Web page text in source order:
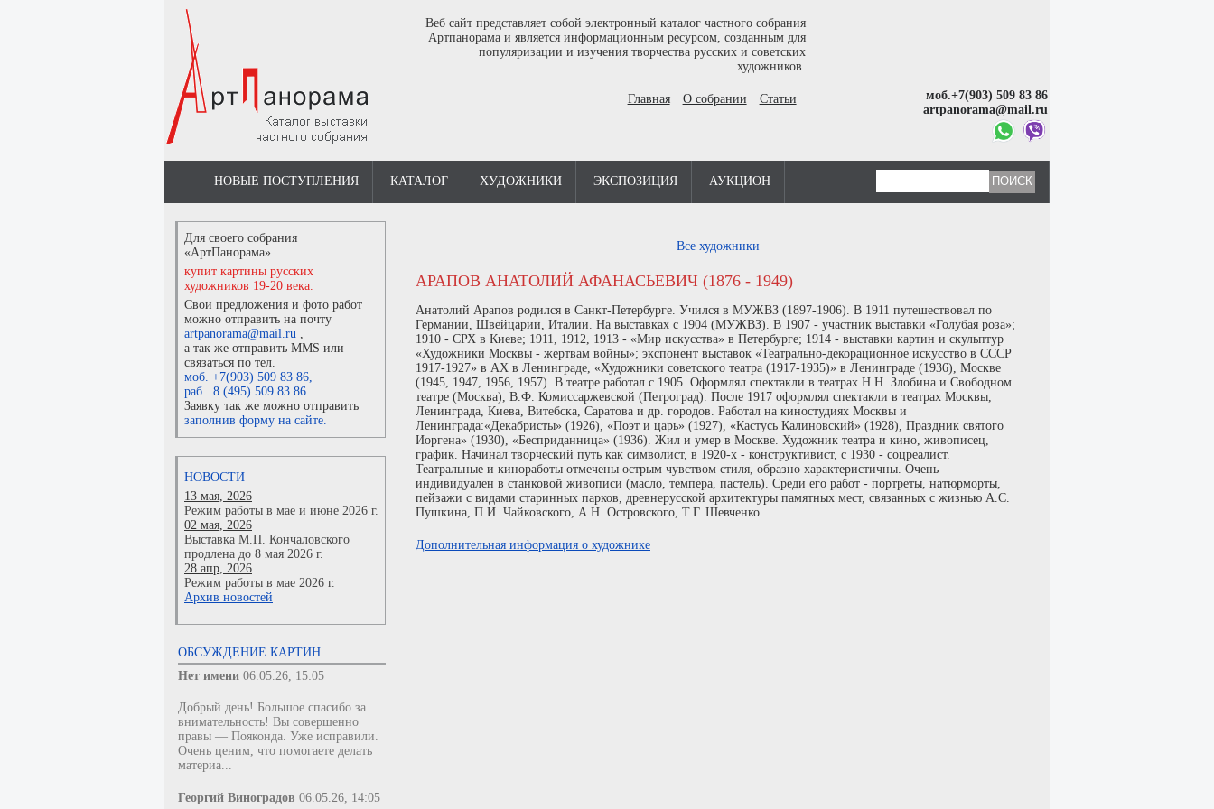
Веб сайт представляет собой электронный каталог частного собрания
Артпанорама и является информационным ресурсом, созданным для
популяризации и изучения творчества русских и советских
художников.
Главная О собрании Статьи
моб.+7(903) 509 83 86
artpanorama@mail.ru
НОВЫЕ ПОСТУПЛЕНИЯ КАТАЛОГ ХУДОЖНИКИ ЭКСПОЗИЦИЯ АУКЦИОН
Для своего собрания
«АртПанорама»
купит картины русских
художников 19-20 века.
Свои предложения и фото работ
можно отправить на почту
artpanorama@mail.ru ,
а так же отправить MMS или
связаться по тел.
моб. +7(903) 509 83 86,
раб. 8 (495) 509 83 86 .
Заявку так же можно отправить
заполнив форму на сайте.
НОВОСТИ
13 мая, 2026
Режим работы в мае и июне 2026 г.
02 мая, 2026
Выставка М.П. Кончаловского
продлена до 8 мая 2026 г.
28 апр, 2026
Режим работы в мае 2026 г.
Архив новостей
ОБСУЖДЕНИЕ КАРТИН
Нет имени 06.05.26, 15:05
Добрый день! Большое спасибо за
внимательность! Вы совершенно
правы — Пояконда. Уже исправили.
Очень ценим, что помогаете делать
материа...
Георгий Виноградов 06.05.26, 14:05
Все художники
АРАПОВ АНАТОЛИЙ АФАНАСЬЕВИЧ (1876 - 1949)
Анатолий Арапов родился в Санкт-Петербурге. Учился в МУЖВЗ (1897-1906). В 1911 путешествовал по
Германии, Швейцарии, Италии. На выставках с 1904 (МУЖВЗ). В 1907 - участник выставки «Голубая роза»;
1910 - СРХ в Киеве; 1911, 1912, 1913 - «Мир искусства» в Петербурге; 1914 - выставки картин и скульптур
«Художники Москвы - жертвам войны»; экспонент выставок «Театрально-декорационное искусство в СССР
1917-1927» в АХ в Ленинграде, «Художники советского театра (1917-1935)» в Ленинграде (1936), Москве
(1945, 1947, 1956, 1957). В театре работал с 1905. Оформлял спектакли в театрах Н.Н. Злобина и Свободном
театре (Москва), В.Ф. Комиссаржевской (Петроград). После 1917 оформлял спектакли в театрах Москвы,
Ленинграда, Киева, Витебска, Саратова и др. городов. Работал на киностудиях Москвы и
Ленинграда:«Декабристы» (1926), «Поэт и царь» (1927), «Кастусь Калиновский» (1928), Праздник святого
Иоргена» (1930), «Бесприданница» (1936). Жил и умер в Москве. Художник театра и кино, живописец,
график. Начинал творческий путь как символист, в 1920-х - конструктивист, с 1930 - соцреалист.
Театральные и киноработы отмечены острым чувством стиля, образно характеристичны. Очень
индивидуален в станковой живописи (масло, темпера, пастель). Среди его работ - портреты, натюрморты,
пейзажи с видами старинных парков, древнерусской архитектуры памятных мест, связанных с жизнью А.С.
Пушкина, П.И. Чайковского, А.Н. Островского, Т.Г. Шевченко.
Дополнительная информация о художнике